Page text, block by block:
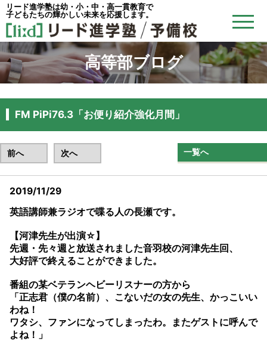
リード進学塾は幼・小・中・高一貫教育で
子どもたちの輝かしい未来を応援します。
高等部ブログ
FM PiPi76.3「お便り紹介強化月間」
前へ 次へ 一覧へ
2019/11/29
英語講師兼ラジオで喋る人の長瀬です。
【河津先生が出演☆】
先週・先々週と放送されました音羽校の河津先生回、
大好評で終えることができました。
番組の某ベテランヘビーリスナーの方から
「正志君（僕の名前）、こないだの女の先生、かっこいい
わね！
ワタシ、ファンになってしまったわ。またゲストに呼んで
よね！」